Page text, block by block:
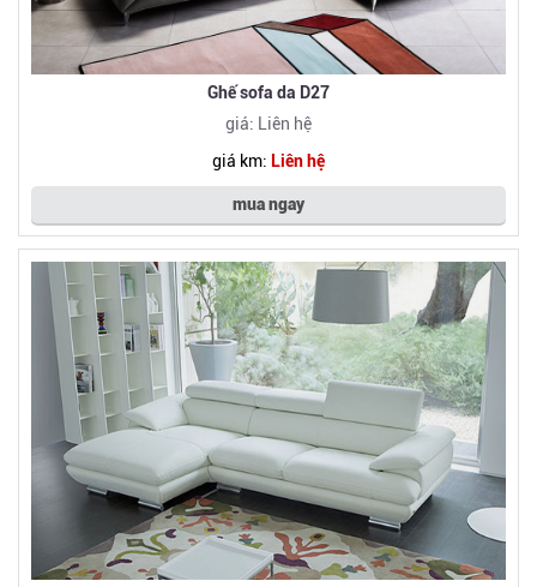
Ghế sofa da D27
giá: Liên hệ
giá km: Liên hệ
mua ngay